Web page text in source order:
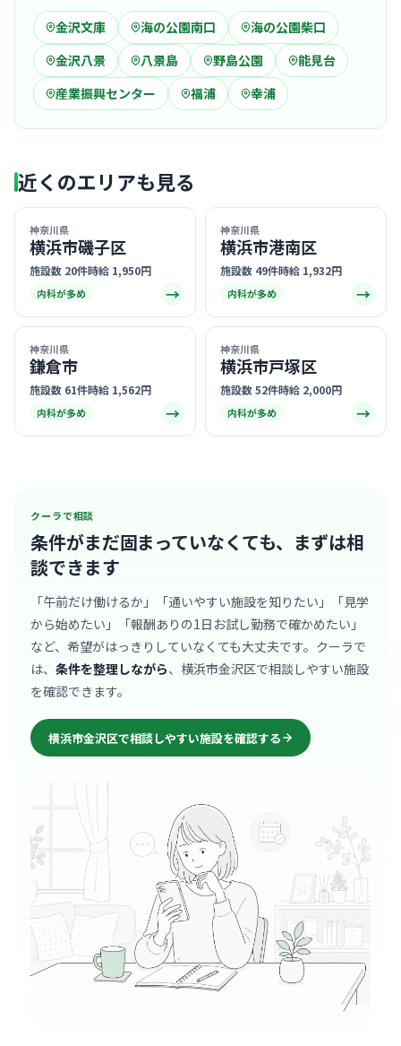
金沢文庫 海の公園南口
海の公園柴口
金沢八景
八景島 野島公園
能見台
産業振興センター
福浦 幸浦
近くのエリアも見る
神奈川県
横浜市磯子区
施設数 20件時給 1,950円
内科が多め →
神奈川県
横浜市港南区
施設数 49件時給 1,932円
内科が多め →
神奈川県
鎌倉市
施設数 61件時給 1,562円
内科が多め →
神奈川県
横浜市戸塚区
施設数 52件時給 2,000円
内科が多め →
クーラで相談
条件がまだ固まっていなくても、 まずは相
談できます
「午前だけ働けるか」「通いやすい施設を知りたい」「見学
から始めたい」「報酬ありの1日お試し勤務で確かめたい」
など、希望がはっきりしていなくても大丈夫です。クーラで
は、 条件を整理しながら、横浜市金沢区で相談しやすい施設
を確認できます。
横浜市金沢区で相談しやすい施設を確認する